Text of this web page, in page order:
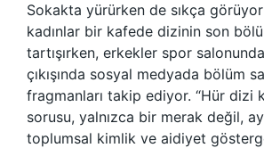
Sokakta yürürken de sıkça
kadınlar bir kafede dizinin son
tartışırken, erkekler spor
çıkışında sosyal medyada bölüm
fragmanları takip ediyor. “Hür dizi
sorusu, yalnızca bir merak değil,
toplumsal kimlik ve aidiyet